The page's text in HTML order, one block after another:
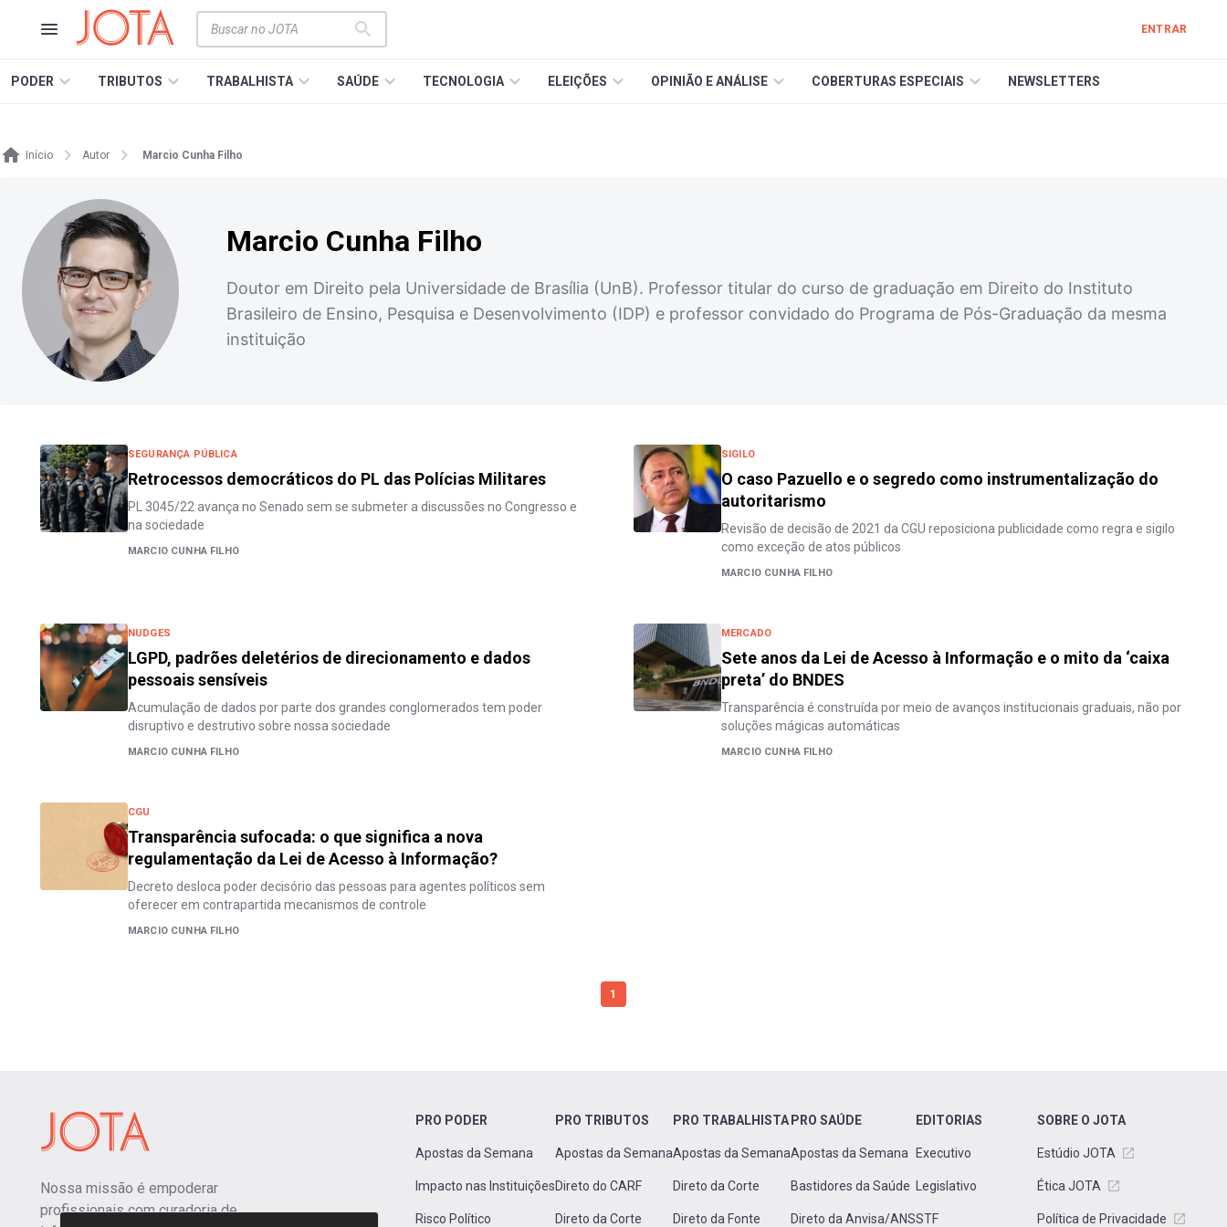
ENTRAR
PODER TRIBUTOS TRABALHISTA SAÚDE TECNOLOGIA ELEIÇÕES OPINIÃO E ANÁLISE COBERTURAS ESPECIAIS NEWSLETTERS
Início Autor Marcio Cunha Filho
Marcio Cunha Filho
Doutor em Direito pela Universidade de Brasília (UnB). Professor titular do curso de graduação em Direito do Instituto
Brasileiro de Ensino, Pesquisa e Desenvolvimento (IDP) e professor convidado do Programa de Pós-Graduação da mesma
instituição
SEGURANÇA PÚBLICA
Retrocessos democráticos do PL das Polícias Militares
PL 3045/22 avança no Senado sem se submeter a discussões no Congresso e
na sociedade
MARCIO CUNHA FILHO
SIGILO
O caso Pazuello e o segredo como instrumentalização do
autoritarismo
Revisão de decisão de 2021 da CGU reposiciona publicidade como regra e sigilo
como exceção de atos públicos
MARCIO CUNHA FILHO
NUDGES
LGPD, padrões deletérios de direcionamento e dados
pessoais sensíveis
Acumulação de dados por parte dos grandes conglomerados tem poder
disruptivo e destrutivo sobre nossa sociedade
MARCIO CUNHA FILHO
MERCADO
Sete anos da Lei de Acesso à Informação e o mito da ‘caixa
preta’ do BNDES
Transparência é construída por meio de avanços institucionais graduais, não por
soluções mágicas automáticas
MARCIO CUNHA FILHO
CGU
Transparência sufocada: o que significa a nova
regulamentação da Lei de Acesso à Informação?
Decreto desloca poder decisório das pessoas para agentes políticos sem
oferecer em contrapartida mecanismos de controle
MARCIO CUNHA FILHO
1
Nossa missão é empoderar
profissionais com curadoria de
PRO PODER
Apostas da Semana
Impacto nas Instituições
Risco Político
PRO TRIBUTOS
Apostas da Semana
Direto do CARF
Direto da Corte
PRO TRABALHISTA
Apostas da Semana
Direto da Corte
Direto da Fonte
PRO SAÚDE
Apostas da Semana
Bastidores da Saúde
Direto da Anvisa/ANS
EDITORIAS
Executivo
Legislativo
STF
SOBRE O JOTA
Estúdio JOTA
Ética JOTA
Política de Privacidade